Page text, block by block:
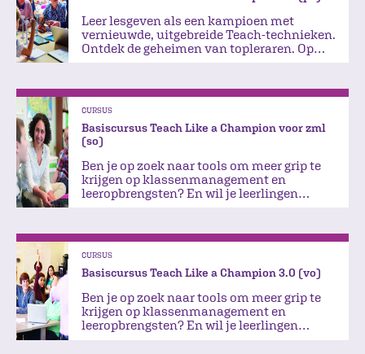
Leer lesgeven als een kampioen met
vernieuwde, uitgebreide Teach-technieken.
Ontdek de geheimen van topleraren. Op
CURSUS
Basiscursus Teach Like a Champion voor zml
(so)
Ben je op zoek naar tools om meer grip te
krijgen op klassenmanagement en
leeropbrengsten? En wil je leerlingen
CURSUS
Basiscursus Teach Like a Champion 3.0 (vo)
Ben je op zoek naar tools om meer grip te
krijgen op klassenmanagement en
leeropbrengsten? En wil je leerlingen